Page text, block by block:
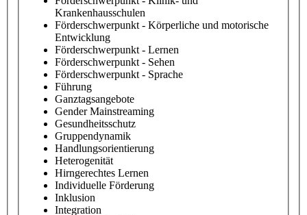
Krankenhausschulen
Förderschwerpunkt - Körperliche und motorische
Entwicklung
Förderschwerpunkt - Lernen
Förderschwerpunkt - Sehen
Förderschwerpunkt - Sprache
Führung
Ganztagsangebote
Gender Mainstreaming
Gesundheitsschutz
Gruppendynamik
Handlungsorientierung
Heterogenität
Hirngerechtes Lernen
Individuelle Förderung
Inklusion
Integration